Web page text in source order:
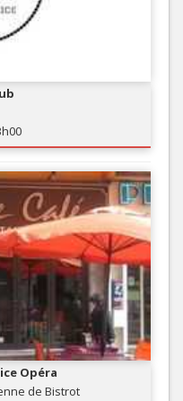
Opéra
de Bistrot